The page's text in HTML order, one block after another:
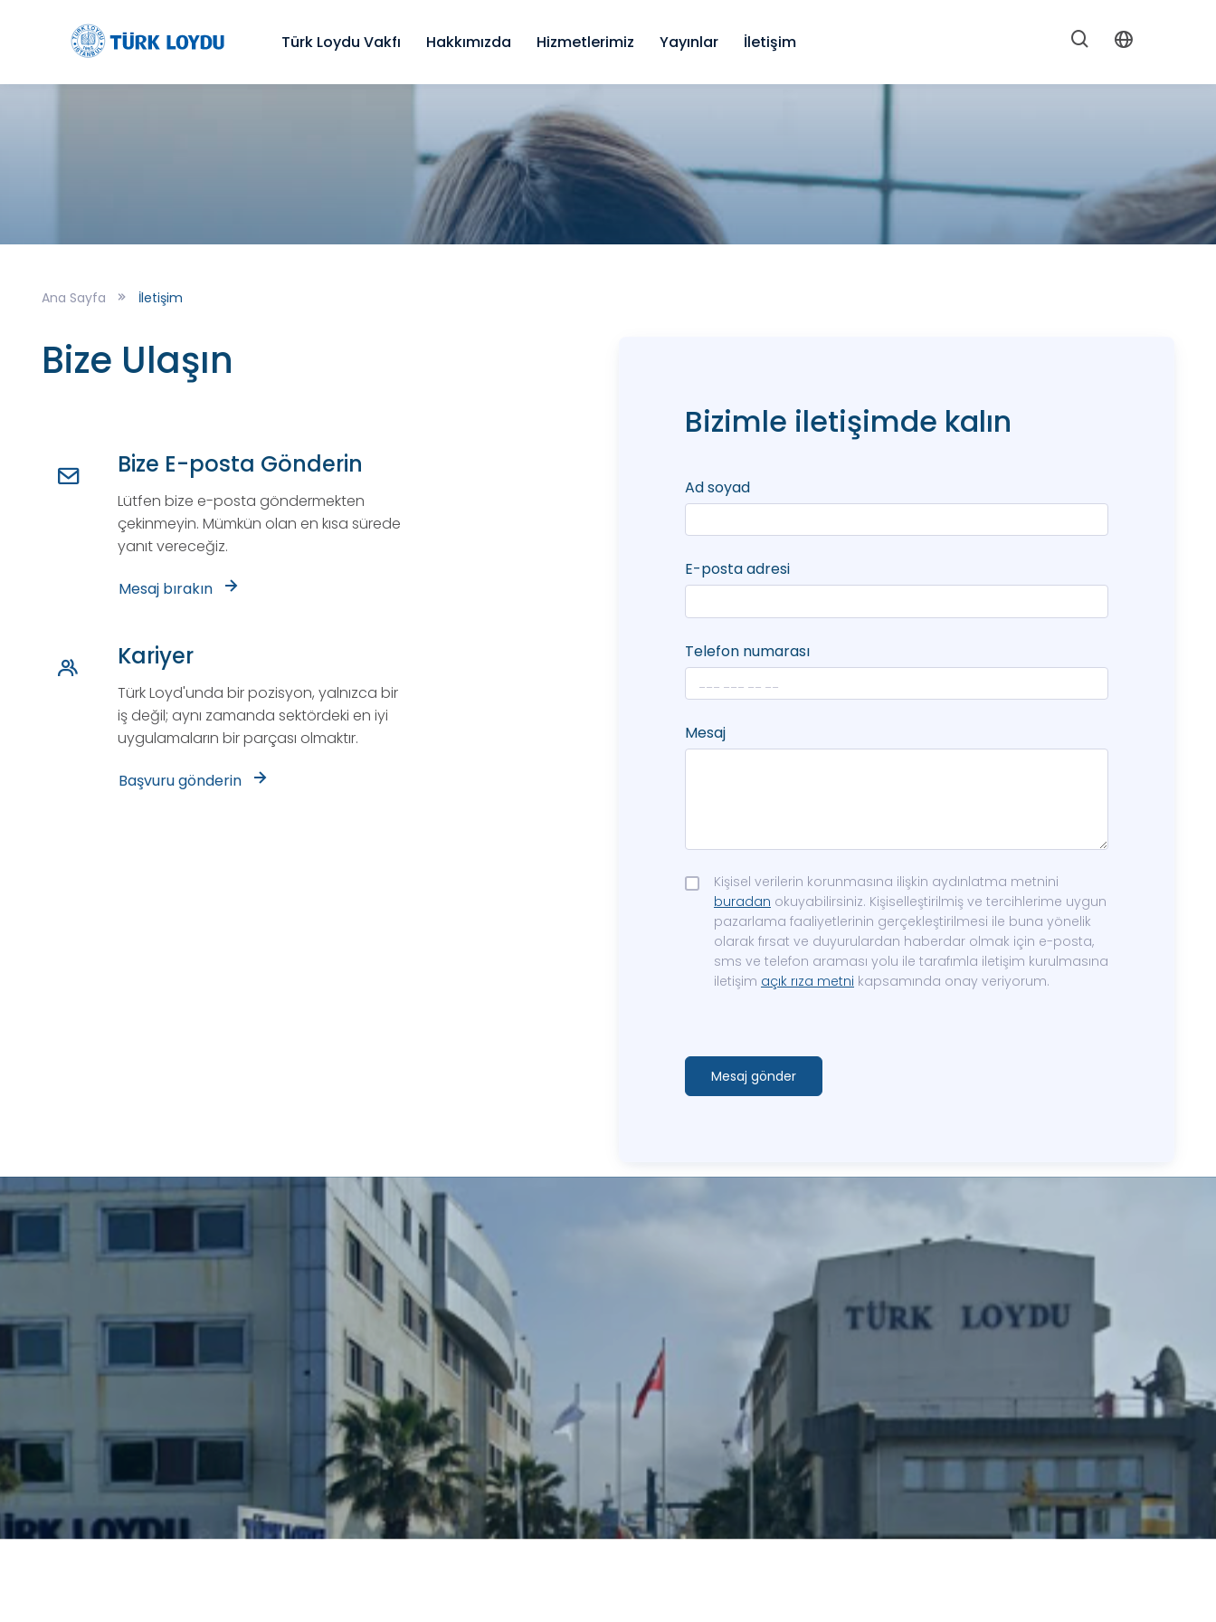
Türk Loydu Vakfı Hakkımızda Hizmetlerimiz Yayınlar İletişim
Ana Sayfa İletişim
Bize Ulaşın
Bize E-posta Gönderin
Lütfen bize e-posta göndermekten
çekinmeyin. Mümkün olan en kısa sürede
yanıt vereceğiz.
Mesaj bırakın
Kariyer
Türk Loyd'unda bir pozisyon, yalnızca bir
iş değil; aynı zamanda sektördeki en iyi
uygulamaların bir parçası olmaktır.
Başvuru gönderin
Bizimle iletişimde kalın
Ad soyad
E-posta adresi
Telefon numarası
Mesaj
Kişisel verilerin korunmasına ilişkin aydınlatma metnini
buradan okuyabilirsiniz. Kişiselleştirilmiş ve tercihlerime uygun
pazarlama faaliyetlerinin gerçekleştirilmesi ile buna yönelik
olarak fırsat ve duyurulardan haberdar olmak için e-posta,
sms ve telefon araması yolu ile tarafımla iletişim kurulmasına
iletişim açık rıza metni kapsamında onay veriyorum.
Mesaj gönder